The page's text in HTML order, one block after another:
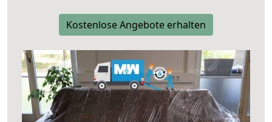
Kostenlose Angebote erhalten